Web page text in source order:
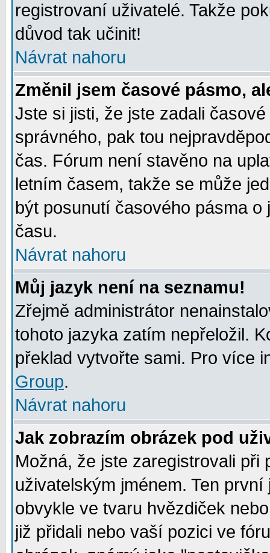
registrovaní uživatelé. Takže
důvod tak učinit!
Návrat nahoru
Změnil jsem časové pásmo,
Jste si jisti, že jste zadali
správného, pak tou
čas. Fórum není stavěno na
letním časem, takže se může
být posunutí časového pásma
času.
Návrat nahoru
Můj jazyk není na seznamu!
Zřejmě administrátor
tohoto jazyka zatím nepřeložil.
překlad vytvořte sami. Pro více
Group.
Návrat nahoru
Jak zobrazím obrázek pod
Možná, že jste zaregistrovali
uživatelským jménem. Ten
obvykle ve tvaru hvězdiček
již přidali nebo vaší pozici ve